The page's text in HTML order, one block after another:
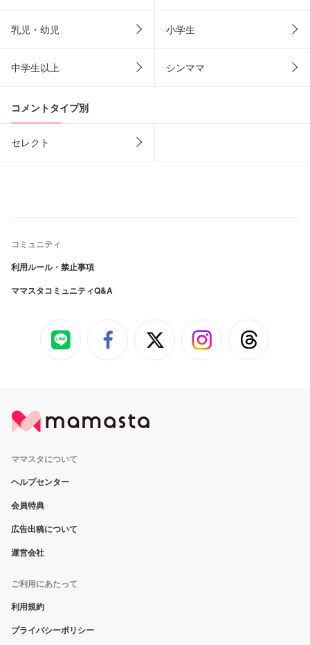
乳児・幼児 小学生
中学生以上 シンママ
コメントタイプ別
セレクト
コミュニティ
利用ルール・禁止事項
ママスタコミュニティQ&A
ママスタについて
ヘルプセンター
会員特典
広告出稿について
運営会社
ご利用にあたって
利用規約
プライバシーポリシー